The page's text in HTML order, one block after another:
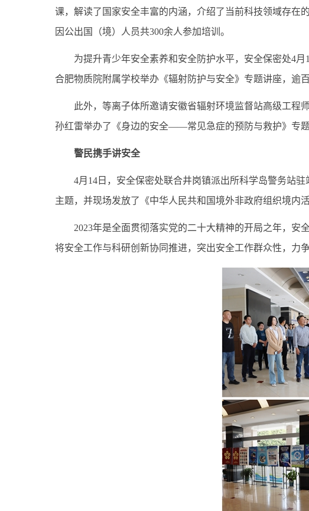
课，解读了国家安全丰富的内涵，介绍了当前科技领域存在
因公出国（境）人员共300余人参加培训。
为提升青少年安全素养和安全防护水平，安全保密处4月
合肥物质院附属学校举办《辐射防护与安全》专题讲座，逾
此外，等离子体所邀请安徽省辐射环境监督站高级工程
孙红雷举办了《身边的安全——常见急症的预防与救护》专题
警民携手讲安全
4月 14 日，安全保密处联合井岗镇派出所科学岛警务站
主题，并现场发放了《中华人民共和国境外非政府组织境内
2023年是全面贯彻落实党的二十大精神的开局之年，安
将安全工作与科研创新协同推进，突出安全工作群众性，力